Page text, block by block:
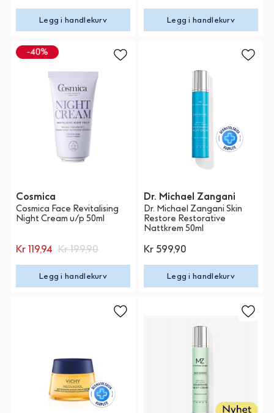
Legg i handlekurv Legg i handlekurv
Cosmica
Cosmica Face Revitalising
Night Cream u/p 50ml
Kr 119,94 Kr 199,90
Legg i handlekurv
Dr. Michael Zangani
Dr. Michael Zangani Skin
Restore Restorative
Nattkrem 50ml
Kr 599,90
Legg i handlekurv